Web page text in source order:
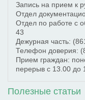
Запись на прием к
Отдел
Отдел по работе с
43
Дежурная часть:
Телефон доверия:
Прием граждан:
перерыв с 13.00 до
Полезные статьи